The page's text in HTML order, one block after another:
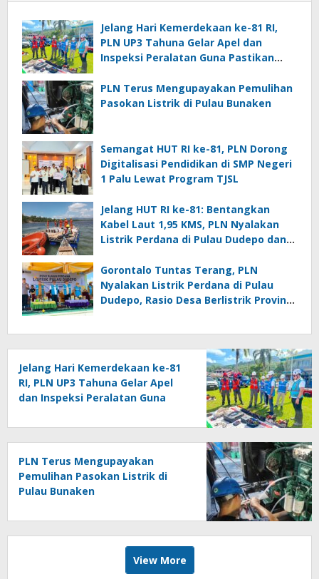
Jelang Hari Kemerdekaan ke-81 RI,
PLN UP3 Tahuna Gelar Apel dan
Inspeksi Peralatan Guna Pastikan
Utara
PLN Terus Mengupayakan Pemulihan
Pasokan Listrik di Pulau Bunaken
Semangat HUT RI ke-81, PLN Dorong
Digitalisasi Pendidikan di SMP Negeri
1 Palu Lewat Program TJSL
Jelang HUT RI ke-81: Bentangkan
Kabel Laut 1,95 KMS, PLN Nyalakan
Listrik Perdana di Pulau Dudepo dan
Berlistrik Provinsi Gorontalo
Gorontalo Tuntas Terang, PLN
Nyalakan Listrik Perdana di Pulau
Dudepo, Rasio Desa Berlistrik Provinsi
Jelang Hari Kemerdekaan ke-81
RI, PLN UP3 Tahuna Gelar Apel
dan Inspeksi Peralatan Guna
Kepulauan Nusa Utara
PLN Terus Mengupayakan
Pemulihan Pasokan Listrik di
Pulau Bunaken
View More